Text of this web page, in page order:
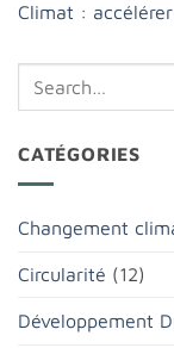
Climat :
CATÉGORIES
Changement
Circularité (12)
Développement